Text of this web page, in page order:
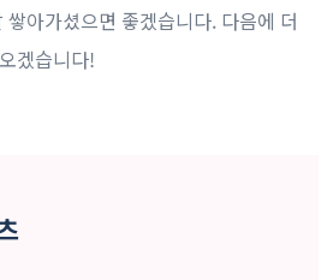
아가셨으면 좋겠습니다. 다음에 더
겠습니다!